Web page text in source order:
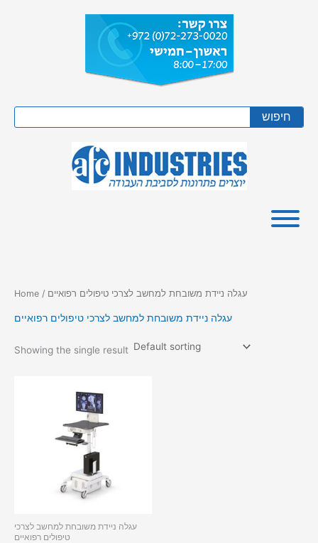
חיפוש
Home / עגלה ניידת משובחת למחשב לצרכי טיפולים רפואיים
עגלה ניידת משובחת למחשב לצרכי טיפולים רפואיים
Showing the single result
עגלה ניידת משובחת למחשב לצרכי
טיפולים רפואיים